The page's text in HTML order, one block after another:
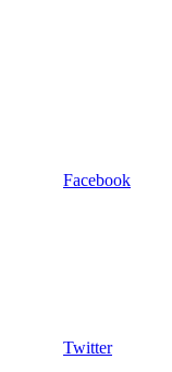
Facebook
Twitter